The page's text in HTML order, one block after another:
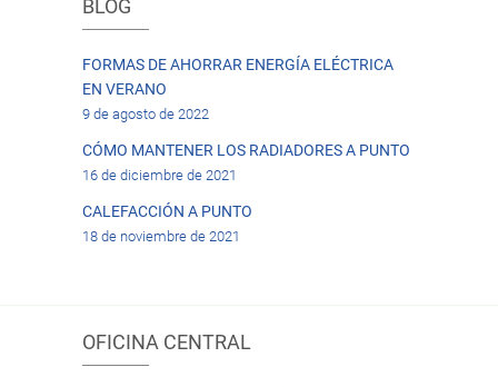
BLOG
FORMAS DE AHORRAR ENERGÍA ELÉCTRICA
EN VERANO
9 de agosto de 2022
CÓMO MANTENER LOS RADIADORES A PUNTO
16 de diciembre de 2021
CALEFACCIÓN A PUNTO
18 de noviembre de 2021
OFICINA CENTRAL